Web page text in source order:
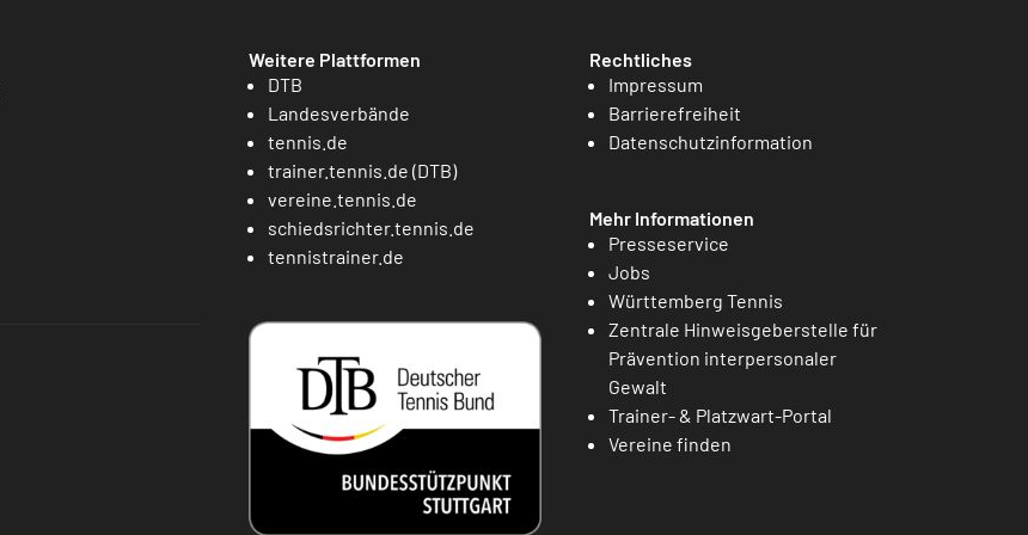
Weitere Plattformen
DTB
Landesverbände
tennis.de
trainer.tennis.de (DTB)
vereine.tennis.de
schiedsrichter.tennis.de
tennistrainer.de
Rechtliches
Impressum
Barrierefreiheit
Datenschutzinformation
Mehr Informationen
Presseservice
Jobs
Württemberg Tennis
Zentrale Hinweisgeberstelle für
Prävention interpersonaler
Gewalt
Trainer- & Platzwart-Portal
Vereine finden